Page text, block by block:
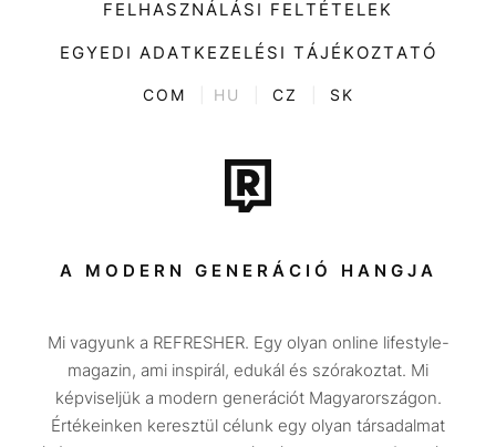
Kultúra
ENTR
Tech-Tudomány
Sport
Társadalom
Utazás
Életmód
Design
FELHASZNÁLÁSI FELTÉTELEK
EGYEDI ADATKEZELÉSI TÁJÉKOZTATÓ
COM HU CZ SK
A MODERN GENERÁCIÓ HANGJA
Mi vagyunk a REFRESHER. Egy olyan online lifestyle-
magazin, ami inspirál, edukál és szórakoztat. Mi
képviseljük a modern generációt Magyarországon.
Értékeinken keresztül célunk egy olyan társadalmat